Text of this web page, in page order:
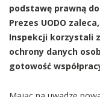
podstawę prawną
Prezes UODO
Inspekcji korzystali
ochrony danych
gotowość